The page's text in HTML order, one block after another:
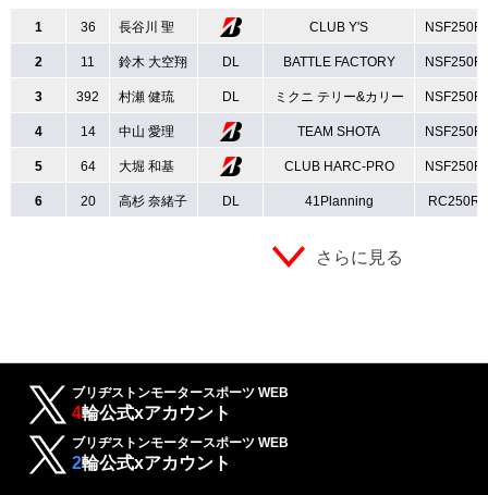
1 36 長谷川 聖 CLUB Y'S NSF250R
2 11 鈴木 大空翔 DL BATTLE FACTORY NSF250R
3 392 村瀬 健琉 DL ミクニ テリー&カリー NSF250R
4 14 中山 愛理 TEAM SHOTA NSF250R
5 64 大堀 和基 CLUB HARC-PRO NSF250R
6 20 高杉 奈緒子 DL 41Planning RC250R
さらに見る
ブリヂストンモータースポーツ WEB
4輪公式xアカウント
ブリヂストンモータースポーツ WEB
2輪公式xアカウント